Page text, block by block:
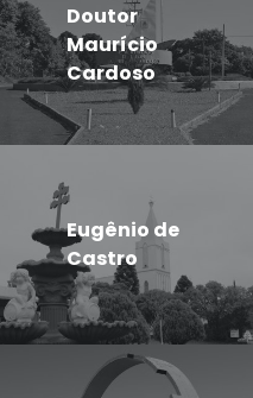
Doutor
Maurício
Cardoso
Eugênio de
Castro